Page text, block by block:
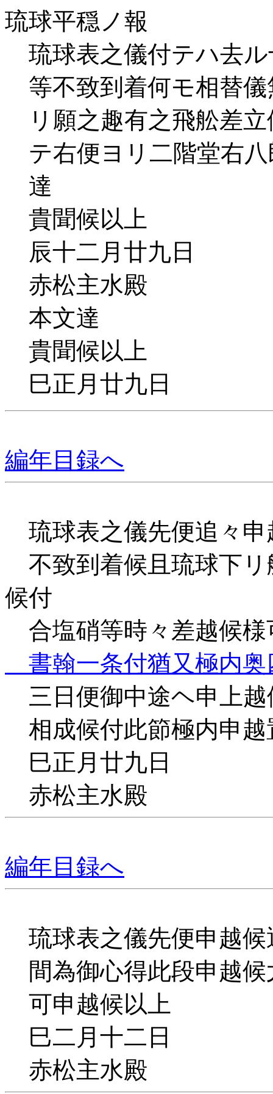
琉球平穏ノ報
琉球表之儀付テハ去ル
等不致到着何モ相替儀
リ願之趣有之飛舩差立
テ右便ヨリ二階堂右八
達
貴聞候以上
辰十二月廿
赤松主水殿
本文達
貴聞候以上
巳正月廿九日
編年目録へ
琉球表之儀先便追々申
不致到着候且琉球下リ
候付
合塩硝等時々差越候様
書翰一条付猶又極内奥
三日便御中途ヘ申上越
相成候付此節極内申越
巳正月廿
赤松主水殿
編年目録へ
琉球表之儀先便申越候
間為御心得此段申越候
可申越候以上
巳二月十
赤松主水殿